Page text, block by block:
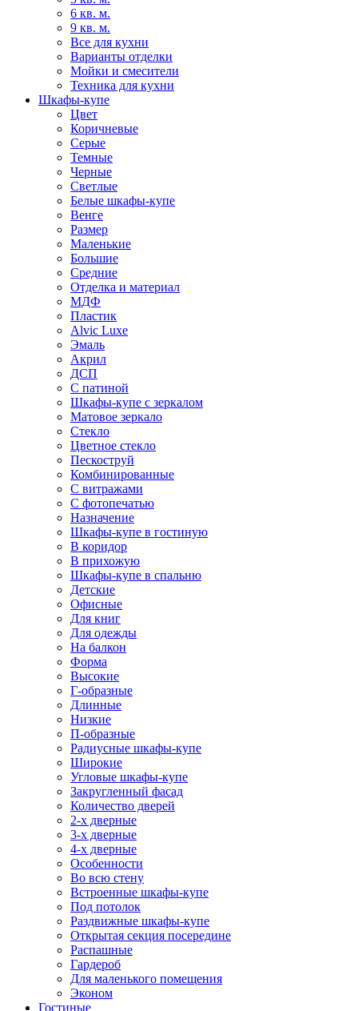
6 кв. м.
9 кв. м.
Все для кухни
Варианты отделки
Мойки и смесители
Техника для кухни
Шкафы-купе
Цвет
Коричневые
Серые
Темные
Черные
Светлые
Белые шкафы-купе
Венге
Размер
Маленькие
Большие
Средние
Отделка и материал
МДФ
Пластик
Alvic Luxe
Эмаль
Акрил
ДСП
С патиной
Шкафы-купе с зеркалом
Матовое зеркало
Стекло
Цветное стекло
Пескоструй
Комбинированные
С витражами
С фотопечатью
Назначение
Шкафы-купе в гостиную
В коридор
В прихожую
Шкафы-купе в спальню
Детские
Офисные
Для книг
Для одежды
На балкон
Форма
Высокие
Г-образные
Длинные
Низкие
П-образные
Радиусные шкафы-купе
Широкие
Угловые шкафы-купе
Закругленный фасад
Количество дверей
2-х дверные
3-х дверные
4-х дверные
Особенности
Во всю стену
Встроенные шкафы-купе
Под потолок
Раздвижные шкафы-купе
Открытая секция посередине
Распашные
Гардероб
Для маленького помещения
Эконом
Гостиные